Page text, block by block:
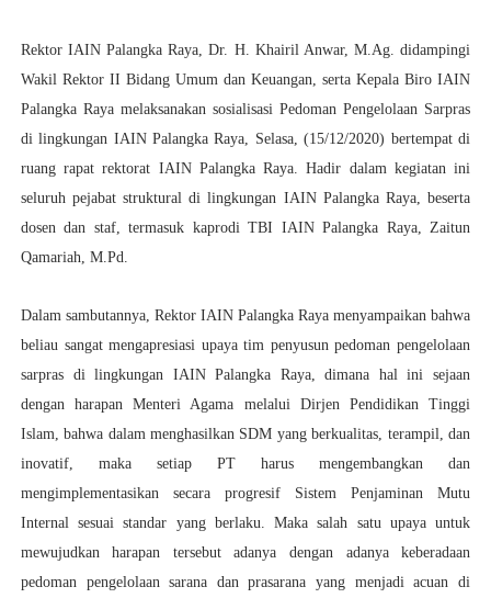
Rektor IAIN Palangka Raya, Dr. H. Khairil Anwar, M.Ag. didampingi
Wakil Rektor II Bidang Umum dan Keuangan, serta Kepala Biro IAIN
Palangka Raya melaksanakan sosialisasi Pedoman Pengelolaan Sarpras
di lingkungan IAIN Palangka Raya, Selasa, (15/12/2020) bertempat di
ruang rapat rektorat IAIN Palangka Raya. Hadir dalam kegiatan ini
seluruh pejabat struktural di lingkungan IAIN Palangka Raya, beserta
dosen dan staf, termasuk kaprodi TBI IAIN Palangka Raya, Zaitun
Qamariah, M.Pd.
Dalam sambutannya, Rektor IAIN Palangka Raya menyampaikan bahwa
beliau sangat mengapresiasi upaya tim penyusun pedoman pengelolaan
sarpras di lingkungan IAIN Palangka Raya, dimana hal ini sejaan
dengan harapan Menteri Agama melalui Dirjen Pendidikan Tinggi
Islam, bahwa dalam menghasilkan SDM yang berkualitas, terampil, dan
inovatif, maka setiap PT harus mengembangkan dan
mengimplementasikan secara progresif Sistem Penjaminan Mutu
Internal sesuai standar yang berlaku. Maka salah satu upaya untuk
mewujudkan harapan tersebut adanya dengan adanya keberadaan
pedoman pengelolaan sarana dan prasarana yang menjadi acuan di